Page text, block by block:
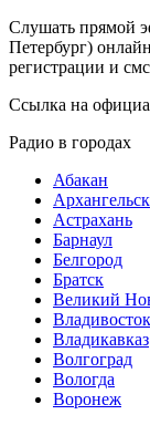
Слушать прямой
Петербург)
регистрации и
Ссылка на
Радио в городах
Абакан
Архангельск
Астрахань
Барнаул
Белгород
Братск
Великий
Владивосток
Владикавказ
Волгоград
Вологда
Воронеж